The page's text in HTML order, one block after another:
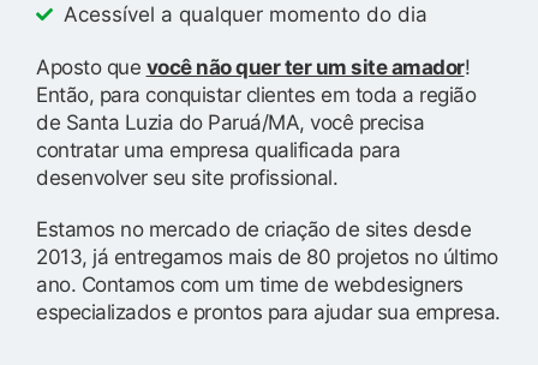
Acessível a qualquer momento do dia
Aposto que você não quer ter um site amador!
Então, para conquistar clientes em toda a região
de Santa Luzia do Paruá/MA, você precisa
contratar uma empresa qualificada para
desenvolver seu site profissional.
Estamos no mercado de criação de sites desde
2013, já entregamos mais de 80 projetos no último
ano. Contamos com um time de webdesigners
especializados e prontos para ajudar sua empresa.